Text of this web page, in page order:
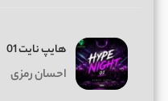
هایپ نایت 01
احسان رمزی